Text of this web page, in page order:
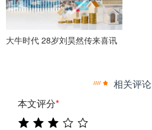
大牛时代 28岁刘昊然传来喜讯
相关评论
本文评分*